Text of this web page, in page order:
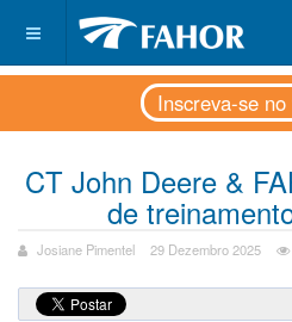
Inscreva-se
CT John Deere &
de
Josiane Pimentel 29 Dezembro 2025